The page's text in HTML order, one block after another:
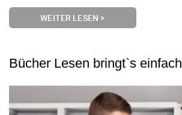
WEITER LESEN >
Bücher Lesen bringt`s einfach